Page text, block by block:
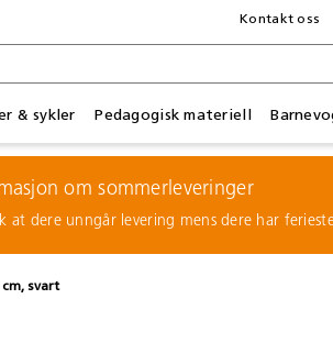
& sykler Pedagogisk materiell
Kontakt oss
om sommerleveringer
at dere unngår levering mens dere har
svart